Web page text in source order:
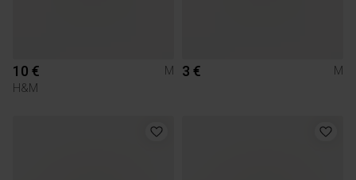
10 €
M
H&M
3 € M